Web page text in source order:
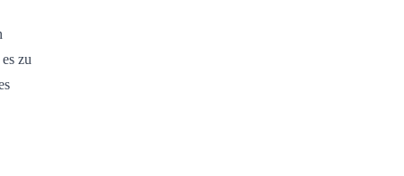
zu